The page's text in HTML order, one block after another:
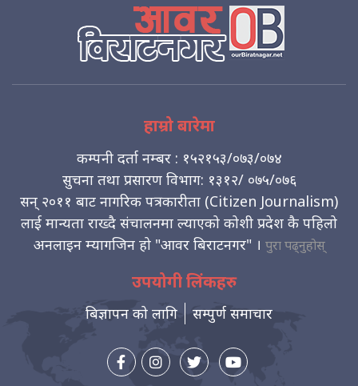
हाम्रो बारेमा
कम्पनी दर्ता नम्बर : १५२१५३/०७३/०७४
सुचना तथा प्रसारण विभाग: १३१२/ ०७५/०७६
सन् २०११ बाट नागरिक पत्रकारीता (Citizen Journalism)
लाई मान्यता राख्दै संचालनमा ल्याएको कोशी प्रदेश कै पहिलो
अनलाइन म्यागजिन हो "आवर बिराटनगर" । पुरा पढ्नुहोस्
उपयोगी लिंकहरु
बिज्ञापन को लागि सम्पुर्ण समाचार